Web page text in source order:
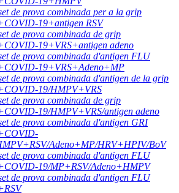
de prova combinada per a la grip
19+antigen RSV
de prova combinada de grip
19+VRS+antigen adeno
de prova combinada d'antigen FLU
19+VRS+Adeno+MP
de prova combinada d'antigen de la grip
19/HMPV+VRS
de prova combinada de grip
19/HMPV+VRS/antigen adeno
de prova combinada d'antigen GRI
Adeno+MP/HRV+HPIV/BoV
de prova combinada d'antigen FLU
19/MP+RSV/Adeno+HMPV
de prova combinada d'antigen FLU